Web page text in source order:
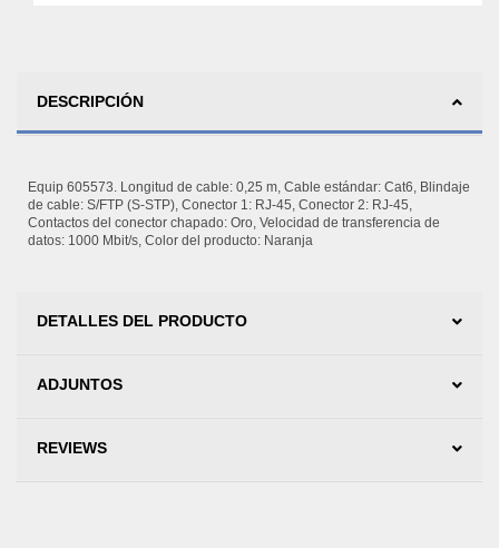
DESCRIPCIÓN
Equip 605573. Longitud de cable: 0,25 m, Cable estándar: Cat6, Blindaje
de cable: S/FTP (S-STP), Conector 1: RJ-45, Conector 2: RJ-45,
Contactos del conector chapado: Oro, Velocidad de transferencia de
datos: 1000 Mbit/s, Color del producto: Naranja
DETALLES DEL PRODUCTO
ADJUNTOS
REVIEWS